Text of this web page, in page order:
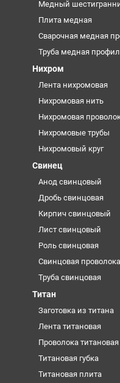
Медный
Плита медная
Сварочная медная
Труба медная
Нихром
Лента нихромовая
Нихромовая нить
Нихромовая
Нихромовые трубы
Нихромовый круг
Свинец
Анод свинцовый
Дробь свинцовая
Кирпич свинцовый
Лист свинцовый
Роль свинцовая
Свинцовая проволока
Труба свинцовая
Титан
Заготовка из титана
Лента титановая
Проволока
Титановая губка
Титановая плита